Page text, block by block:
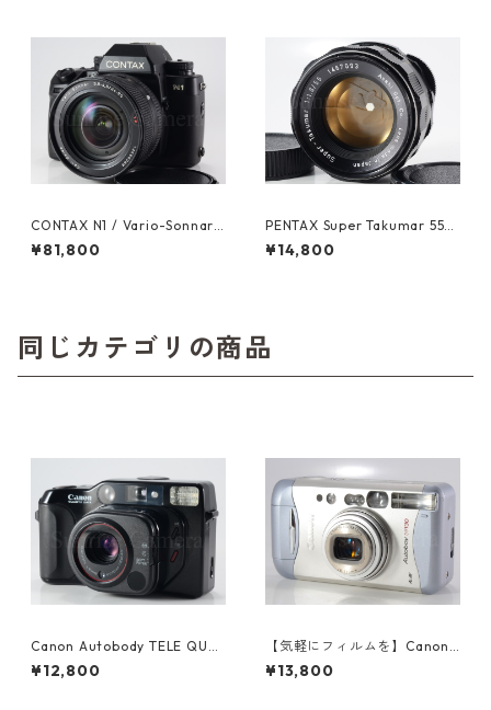
CONTAX N1 / Vario-Sonnar
24-85mm F3.5-4.5 コンタッ
クス (61606)
¥81,800
PENTAX Super Takumar 55m
m F1.8 M42 ペンタックス (61
484)
¥14,800
同じカテゴリの商品
Canon Autobody TELE QUA
RTZ DATE オートボーイ キヤ
ノン (60995)
¥12,800
【気軽にフィルムを】Canon
Autoboy N130 フィルムコン
パクトカメラ キヤノン (6114
¥13,800